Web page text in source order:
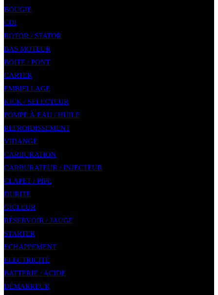
BOUGIE
CDI
ROTOR / STATOR
BAS MOTEUR
BOITE / PONT
CARTER
EMBIELLAGE
KICK / SELECTEUR
POMPE À EAU / HUILE
REFROIDISSEMENT
VIDANGE
CARBURATION
CARBURATEUR / INJECTEUR
CLAPET / PIPE
DURITE
GICLEUR
RÉSERVOIR / JAUGE
STARTER
ECHAPPEMENT
ELECTRICITÉ
BATTERIE / ACIDE
DÉMARREUR